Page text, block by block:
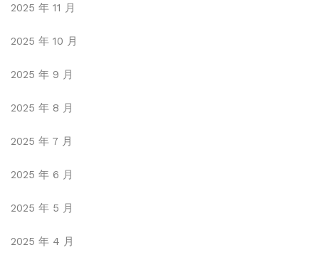
2025 年 11 月
2025 年 10 月
2025 年 9 月
2025 年 8 月
2025 年 7 月
2025 年 6 月
2025 年 5 月
2025 年 4 月